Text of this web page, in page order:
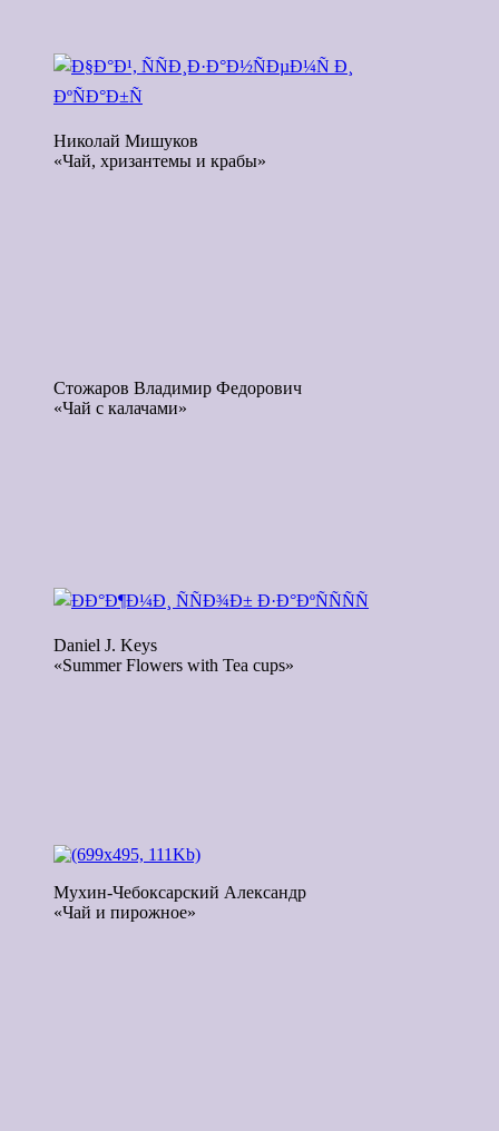
Николай Мишуков
«Чай, хризантемы и крабы»
Стожаров Владимир Федорович
«Чай с калачами»
Daniel J. Keys
«Summer Flowers with Tea cups»
Мухин-Чебоксарский Александр
«Чай и пирожное»